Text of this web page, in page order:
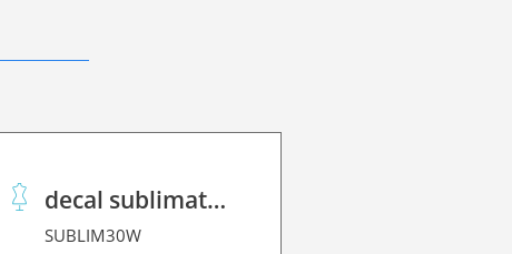
decal sublimation paper 30 Winner
SUBLIM30W